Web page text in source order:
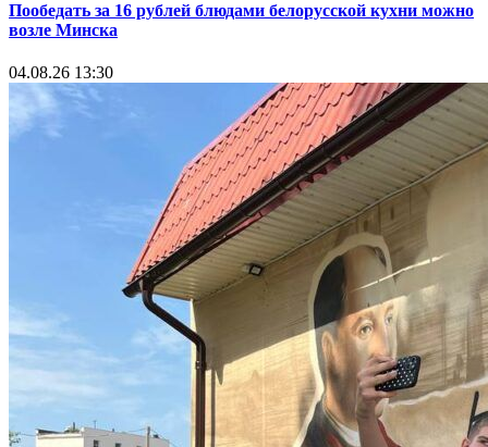
Пообедать за 16 рублей блюдами белорусской кухни можно
возле Минска
04.08.26 13:30